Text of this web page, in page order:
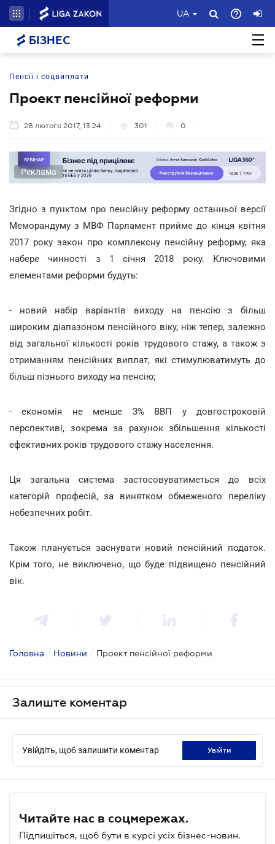
UA
БІЗНЕС
Пенсії і соцвиплати
Проект пенсійної реформи
28 лютого 2017, 13:24 301 0
Реклама
Згідно з пунктом про пенсійну реформу останньої версії
Меморандуму з МВФ Парламент прийме до кінця квітня
2017 року закон про комплексну пенсійну реформу, яка
набере чинності з 1 січня 2018 року. Ключовими
елементами реформи будуть:
- новий набір варіантів виходу на пенсію з більш
широким діапазоном пенсійного віку, ніж тепер, залежно
від загальної кількості років трудового стажу, а також з
отриманням пенсійних виплат, які стимулюватимуть до
більш пізнього виходу на пенсію;
- економія не менше 3% ВВП у довгостроковій
перспективі, зокрема за рахунок збільшення кількості
ефективних років трудового стажу населення.
Ця загальна система застосовуватиметься до всіх
категорій професій, за винятком обмеженого переліку
небезпечних робіт.
Також планується заснувати новий пенсійний податок.
Крім того, не виключено, що буде підвищено пенсійний
вік.
Головна / Новини / Проект пенсійної реформи
Залиште коментар
Увійдіть, щоб залишити коментар увійти
Читайте нас в соцмережах.
Підпишіться, щоб бути в курсі усіх бізнес-новин.